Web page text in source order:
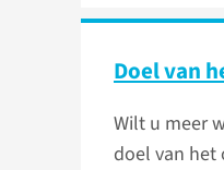
Doel van
Wilt u meer
doel van het